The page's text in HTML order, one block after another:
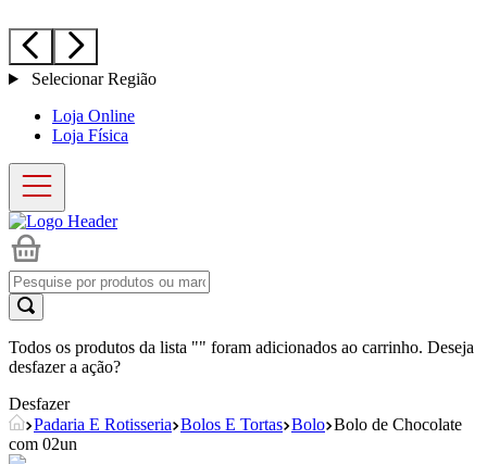
Selecionar Região
Loja Online
Loja Física
Todos os produtos da lista "" foram adicionados ao carrinho. Deseja
desfazer a ação?
Desfazer
Padaria E Rotisseria Bolos E Tortas Bolo Bolo de Chocolate
com 02un